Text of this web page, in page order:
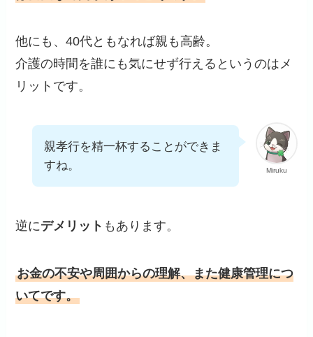
他にも、40代ともなれば親も高齢。
介護の時間を誰にも気にせず行えるというのはメ
リットです。
Miruku
親孝行を精一杯することができま
すね。
逆にデメリット もあります。
お金の不安や周囲からの理解、また健康管理につ
いてです。